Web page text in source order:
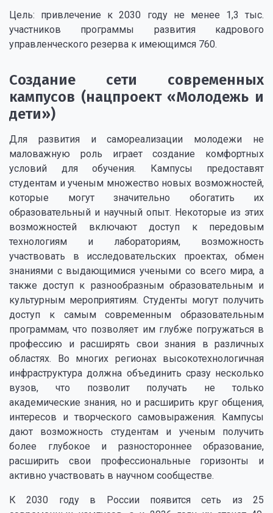
Цель: привлечение к 2030 году не менее 1,3 тыс.
участников программы развития кадрового
управленческого резерва к имеющимся 760.
Создание сети современных
кампусов (нацпроект «Молодежь и
дети»)
Для развития и самореализации молодежи не
маловажную роль играет создание комфортных
условий для обучения. Кампусы предоставят
студентам и ученым множество новых возможностей,
которые могут значительно обогатить их
образовательный и научный опыт. Некоторые из этих
возможностей включают доступ к передовым
технологиям и лабораториям, возможность
участвовать в исследовательских проектах, обмен
знаниями с выдающимися учеными со всего мира, а
также доступ к разнообразным образовательным и
культурным мероприятиям. Студенты могут получить
доступ к самым современным образовательным
программам, что позволяет им глубже погружаться в
профессию и расширять свои знания в различных
областях. Во многих регионах высокотехнологичная
инфраструктура должна объединить сразу несколько
вузов, что позволит получать не только
академические знания, но и расширить круг общения,
интересов и творческого самовыражения. Кампусы
дают возможность студентам и ученым получить
более глубокое и разностороннее образование,
расширить свои профессиональные горизонты и
активно участвовать в научном сообществе.
К 2030 году в России появится сеть из 25